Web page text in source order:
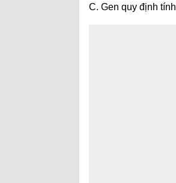
C. Gen quy định